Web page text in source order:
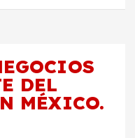
DEL
MÉXICO.